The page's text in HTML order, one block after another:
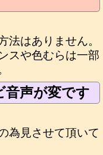
法はありません。
スや色むらは一部
音声が変です
為見させて頂いて